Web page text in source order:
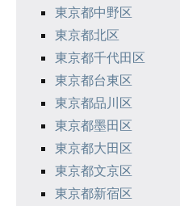
東京都中野区
東京都北区
東京都千代田区
東京都台東区
東京都品川区
東京都墨田区
東京都大田区
東京都文京区
東京都新宿区